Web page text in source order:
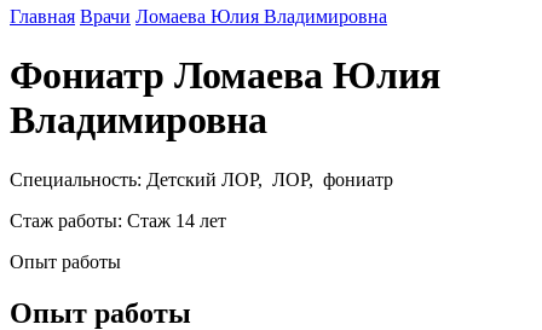
Главная Врачи Ломаева Юлия Владимировна
Фониатр Ломаева Юлия
Владимировна
Специальность: Детский ЛОР, ЛОР, фониатр
Стаж работы: Стаж 14 лет
Опыт работы
Опыт работы